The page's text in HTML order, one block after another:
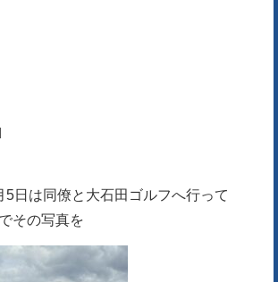
5日は同僚と大石田ゴルフへ行って
その写真を